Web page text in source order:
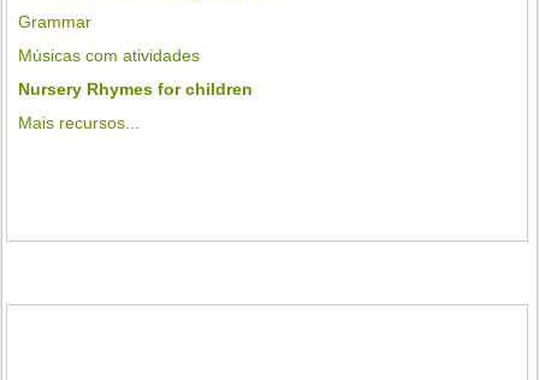
Grammar
Músicas com atividades
Nursery Rhymes for children
Mais recursos...